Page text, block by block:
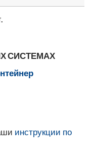
СИСТЕМАХ
инструкции по